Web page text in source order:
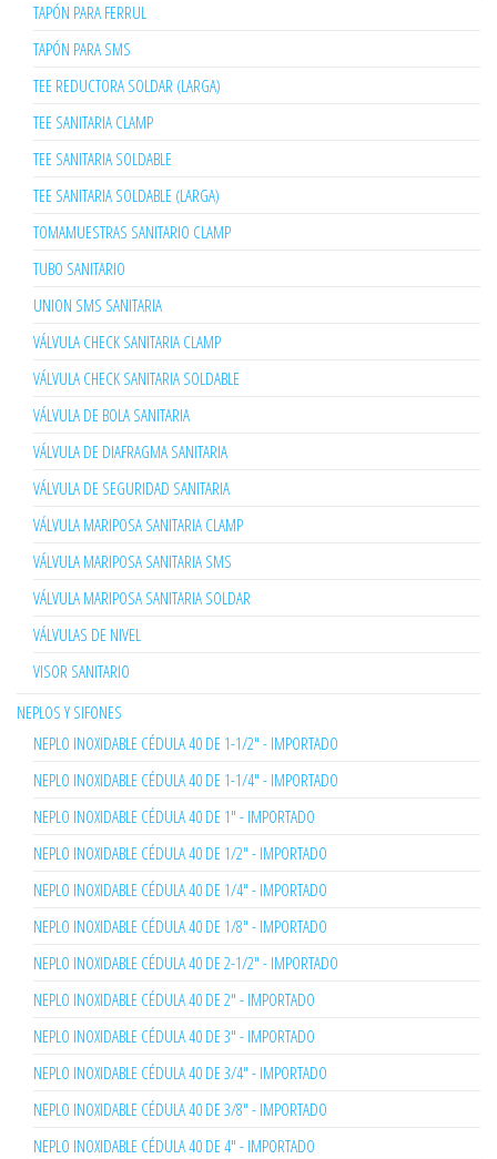
TAPÓN PARA FERRUL
TAPÓN PARA SMS
TEE REDUCTORA SOLDAR (LARGA)
TEE SANITARIA CLAMP
TEE SANITARIA SOLDABLE
TEE SANITARIA SOLDABLE (LARGA)
TOMAMUESTRAS SANITARIO CLAMP
TUBO SANITARIO
UNION SMS SANITARIA
VÁLVULA CHECK SANITARIA CLAMP
VÁLVULA CHECK SANITARIA SOLDABLE
VÁLVULA DE BOLA SANITARIA
VÁLVULA DE DIAFRAGMA SANITARIA
VÁLVULA DE SEGURIDAD SANITARIA
VÁLVULA MARIPOSA SANITARIA CLAMP
VÁLVULA MARIPOSA SANITARIA SMS
VÁLVULA MARIPOSA SANITARIA SOLDAR
VÁLVULAS DE NIVEL
VISOR SANITARIO
NEPLOS Y SIFONES
NEPLO INOXIDABLE CÉDULA 40 DE 1-1/2" - IMPORTADO
NEPLO INOXIDABLE CÉDULA 40 DE 1-1/4" - IMPORTADO
NEPLO INOXIDABLE CÉDULA 40 DE 1" - IMPORTADO
NEPLO INOXIDABLE CÉDULA 40 DE 1/2" - IMPORTADO
NEPLO INOXIDABLE CÉDULA 40 DE 1/4" - IMPORTADO
NEPLO INOXIDABLE CÉDULA 40 DE 1/8" - IMPORTADO
NEPLO INOXIDABLE CÉDULA 40 DE 2-1/2" - IMPORTADO
NEPLO INOXIDABLE CÉDULA 40 DE 2" - IMPORTADO
NEPLO INOXIDABLE CÉDULA 40 DE 3" - IMPORTADO
NEPLO INOXIDABLE CÉDULA 40 DE 3/4" - IMPORTADO
NEPLO INOXIDABLE CÉDULA 40 DE 3/8" - IMPORTADO
NEPLO INOXIDABLE CÉDULA 40 DE 4" - IMPORTADO